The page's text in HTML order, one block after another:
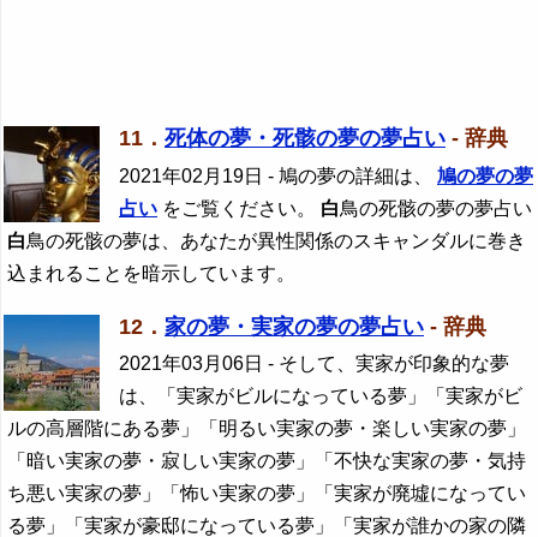
11． 死体の夢・死骸の夢の夢占い - 辞典
2021年02月19日 - 鳩の夢の詳細は、 鳩の夢の夢
占い をご覧ください。 白鳥の死骸の夢の夢占い
白鳥の死骸の夢は、あなたが異性関係のスキャンダルに巻き
込まれることを暗示しています。
12． 家の夢・実家の夢の夢占い - 辞典
2021年03月06日 - そして、実家が印象的な夢
は、「実家がビルになっている夢」「実家がビ
ルの高層階にある夢」「明るい実家の夢・楽しい実家の夢」
「暗い実家の夢・寂しい実家の夢」「不快な実家の夢・気持
ち悪い実家の夢」「怖い実家の夢」「実家が廃墟になってい
る夢」「実家が豪邸になっている夢」「実家が誰かの家の隣